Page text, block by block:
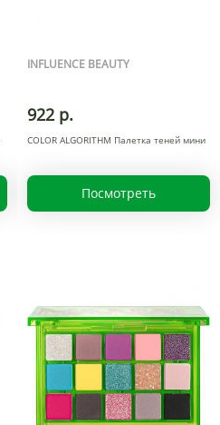
INFLUENCE BEAUTY
922 р.
COLOR ALGORITHM Палетка теней мини
Посмотреть